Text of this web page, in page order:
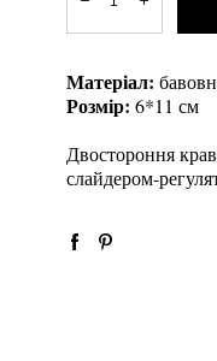
Матеріал:
Розмір: 6*11 см
Двостороння
слайдером-